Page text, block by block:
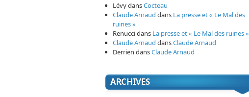
LévydansCocteau
Claude Arnaud dans La presse et « Le Mal des
ruines »
Renuccidans La presse et « Le Mal des ruines »
Claude Arnaud dansClaude Arnaud
Derrien dansClaude Arnaud
ARCHIVES